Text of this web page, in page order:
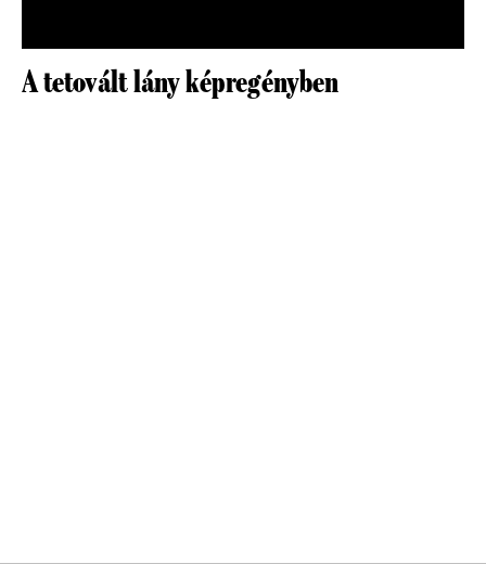
A tetovált lány képregényben